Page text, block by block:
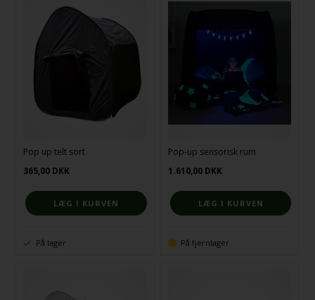
Pop up telt sort
365,00 DKK
På lager
Pop-up sensorisk rum
1.610,00 DKK
På fjernlager